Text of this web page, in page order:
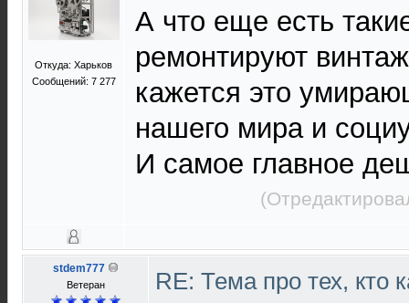
Откуда: Харьков
Сообщений: 7 277
А что еще есть
ремонтируют
кажется это
нашего мира и
И самое главное
stdem777
Ветеран
RE: Тема про тех, кто